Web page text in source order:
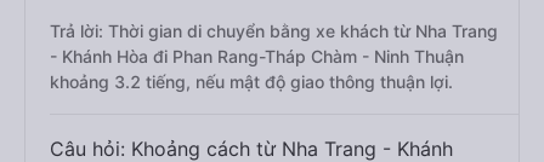
Trả lời: Thời gian di chuyển bằng xe khách từ Nha Trang
- Khánh Hòa đi Phan Rang-Tháp Chàm - Ninh Thuận
khoảng 3.2 tiếng, nếu mật độ giao thông thuận lợi.
Câu hỏi: Khoảng cách từ Nha Trang - Khánh